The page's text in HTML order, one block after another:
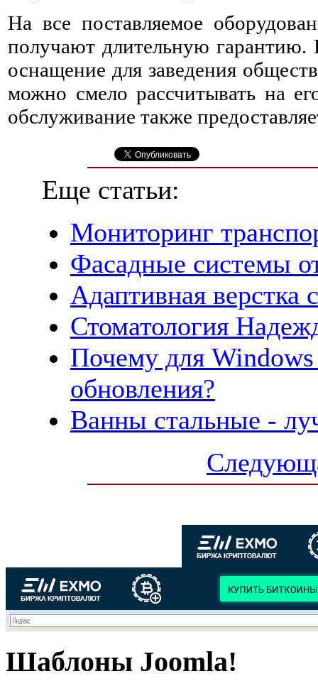
На все поставляемое
получают длительную гарантию.
оснащение для заведения
можно смело рассчитывать на
обслуживание также
Еще статьи:
Мониторинг
Фасадные системы
Адаптивная верстка
Стоматология
Почему для Windows
обновления?
Ванны стальные -
Шаблоны Joomla!